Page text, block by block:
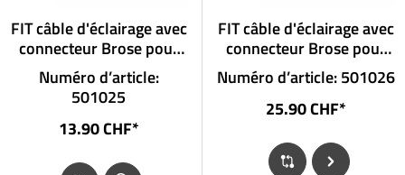
FIT câble d'éclairage avec
connecteur Brose pour
feu arrière sans
connecteur
Numéro d’article:
501025
13.90 CHF*
FIT câble d'éclairage avec
connecteur Brose pour
projecteurs sans
connecteur
Numéro d’article: 501026
25.90 CHF*